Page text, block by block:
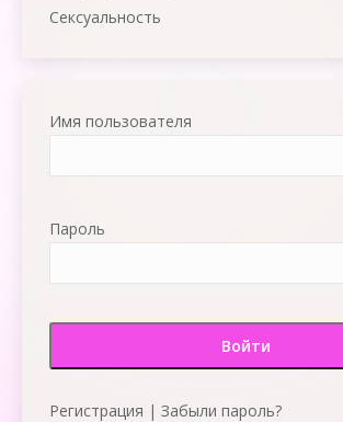
Сексуальность
Имя пользователя
Пароль
Регистрация | Забыли пароль?